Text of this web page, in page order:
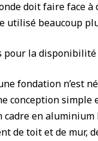
doit faire face
beaucoup
la disponibilité
fondation n’est
conception simple
en aluminium
de toit et de mur,